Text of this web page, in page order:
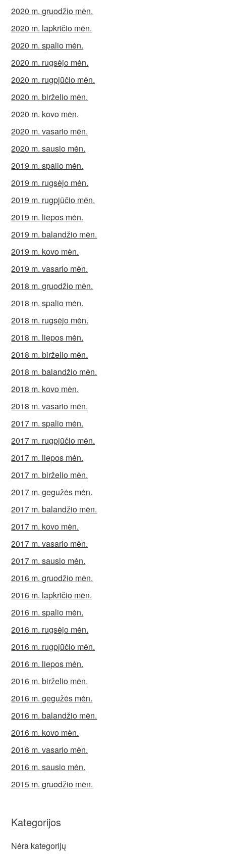
2020 m. gruodžio mėn.
2020 m. lapkričio mėn.
2020 m. spalio mėn.
2020 m. rugsėjo mėn.
2020 m. rugpjūčio mėn.
2020 m. birželio mėn.
2020 m. kovo mėn.
2020 m. vasario mėn.
2020 m. sausio mėn.
2019 m. spalio mėn.
2019 m. rugsėjo mėn.
2019 m. rugpjūčio mėn.
2019 m. liepos mėn.
2019 m. balandžio mėn.
2019 m. kovo mėn.
2019 m. vasario mėn.
2018 m. gruodžio mėn.
2018 m. spalio mėn.
2018 m. rugsėjo mėn.
2018 m. liepos mėn.
2018 m. birželio mėn.
2018 m. balandžio mėn.
2018 m. kovo mėn.
2018 m. vasario mėn.
2017 m. spalio mėn.
2017 m. rugpjūčio mėn.
2017 m. liepos mėn.
2017 m. birželio mėn.
2017 m. gegužės mėn.
2017 m. balandžio mėn.
2017 m. kovo mėn.
2017 m. vasario mėn.
2017 m. sausio mėn.
2016 m. gruodžio mėn.
2016 m. lapkričio mėn.
2016 m. spalio mėn.
2016 m. rugsėjo mėn.
2016 m. rugpjūčio mėn.
2016 m. liepos mėn.
2016 m. birželio mėn.
2016 m. gegužės mėn.
2016 m. balandžio mėn.
2016 m. kovo mėn.
2016 m. vasario mėn.
2016 m. sausio mėn.
2015 m. gruodžio mėn.
Kategorijos
Nėra kategorijų